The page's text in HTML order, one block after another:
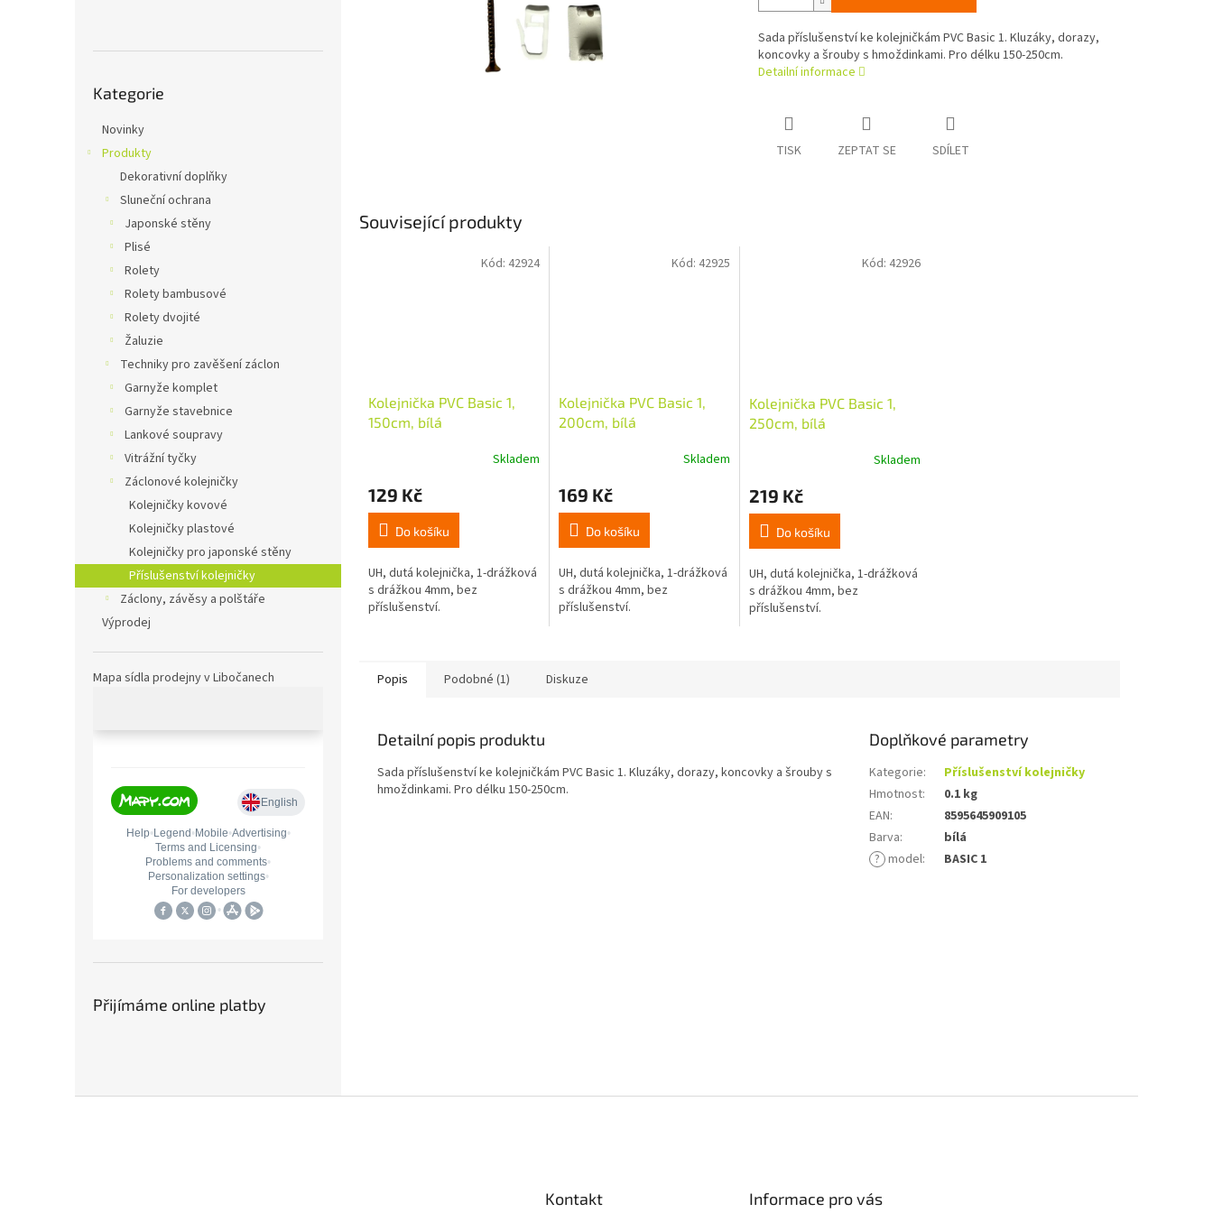
kategorie
Kategorie
Novinky
Produkty
Dekorativní doplňky
Sluneční ochrana
Japonské stěny
Plisé
Rolety
Rolety bambusové
Rolety dvojité
Žaluzie
Techniky pro zavěšení záclon
Garnyže komplet
Garnyže stavebnice
Lankové soupravy
Vitrážní tyčky
Záclonové kolejničky
Kolejničky kovové
Kolejničky plastové
Kolejničky pro japonské stěny
Příslušenství kolejničky
Záclony, závěsy a polštáře
Výprodej
Mapa sídla prodejny v Libočanech
Přijímáme online platby
Sada příslušenství ke kolejničkám PVC Basic 1. Kluzáky, dorazy,
koncovky a šrouby s hmoždinkami. Pro délku 150-250cm.
Detailní informace
TISK ZEPTAT SE SDÍLET
Související produkty
Kolejnička PVC Basic 1,
150cm, bílá
Skladem
129 Kč
Do košíku
UH, dutá kolejnička, 1-drážková
s drážkou 4mm, bez
příslušenství.
Kód: 42924
Kolejnička PVC Basic 1,
200cm, bílá
Skladem
169 Kč
Do košíku
UH, dutá kolejnička, 1-drážková
s drážkou 4mm, bez
příslušenství.
Kód: 42925
Kolejnička PVC Basic 1,
250cm, bílá
Skladem
219 Kč
Do košíku
UH, dutá kolejnička, 1-drážková
s drážkou 4mm, bez
příslušenství.
Kód: 42926
Popis Podobné (1) Diskuze
Detailní popis produktu
Sada příslušenství ke kolejničkám PVC Basic 1. Kluzáky, dorazy, koncovky a šrouby s
hmoždinkami. Pro délku 150-250cm.
Doplňkové parametry
Kategorie:
Příslušenství kolejničky
Hmotnost:
0.1 kg
EAN:
8595645909105
Barva:
bílá
? model: BASIC 1
Kontakt Informace pro vás